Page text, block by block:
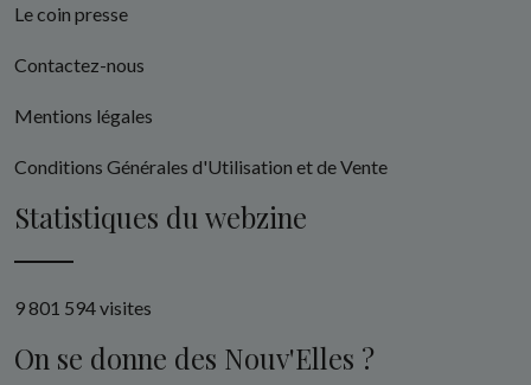
Le coin presse
Contactez-nous
Mentions légales
Conditions Générales d'Utilisation et de Vente
Statistiques du webzine
9 801 594 visites
On se donne des Nouv'Elles ?